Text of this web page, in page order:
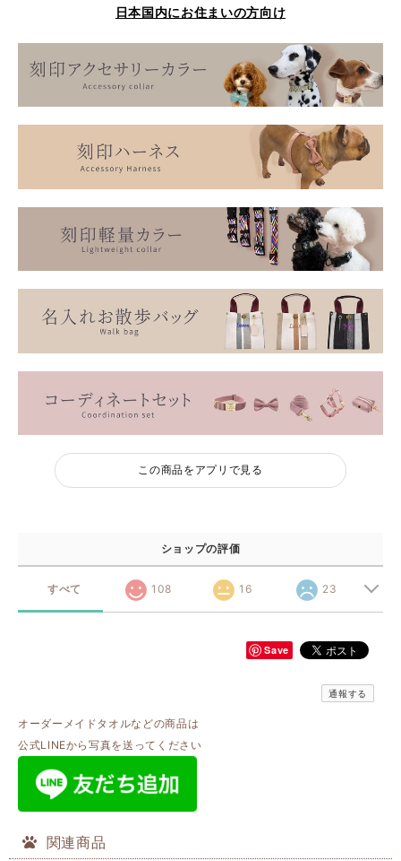
日本国内にお住まいの方向け
この商品をアプリで見る
ショップの評価
すべて 108 16 23
Save
通報する
オーダーメイドタオルなどの商品は
公式LINEから写真を送ってください
関連商品